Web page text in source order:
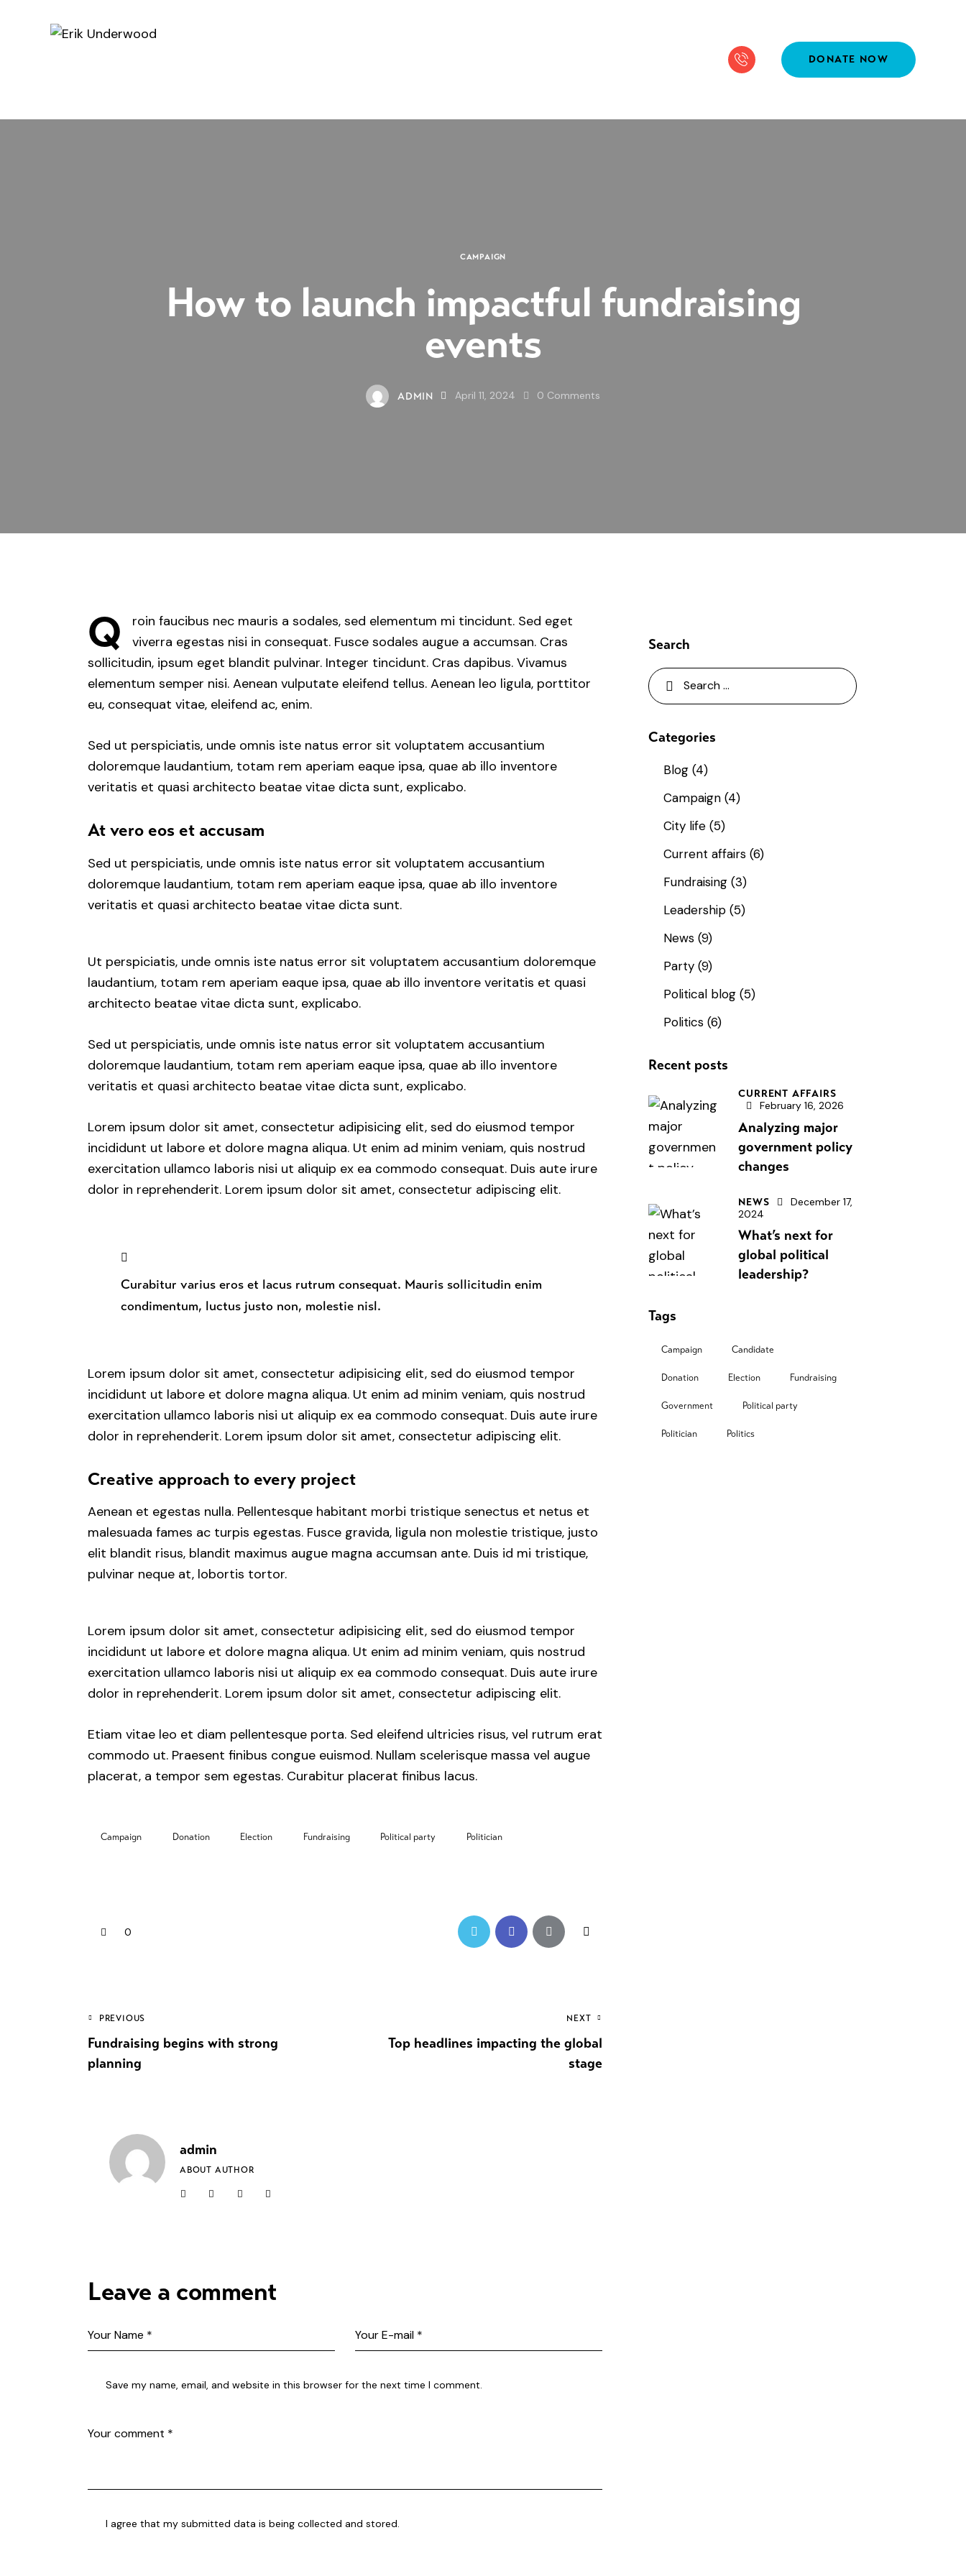
DONATE NOW
CAMPAIGN
How to launch impactful fundraising
events
ADMIN April 11, 2024 0 Comments
Q
roin faucibus nec mauris a sodales, sed elementum mi tincidunt. Sed eget
viverra egestas nisi in consequat. Fusce sodales augue a accumsan. Cras
sollicitudin, ipsum eget blandit pulvinar. Integer tincidunt. Cras dapibus. Vivamus
elementum semper nisi. Aenean vulputate eleifend tellus. Aenean leo ligula, porttitor
eu, consequat vitae, eleifend ac, enim.
Sed ut perspiciatis, unde omnis iste natus error sit voluptatem accusantium
doloremque laudantium, totam rem aperiam eaque ipsa, quae ab illo inventore
veritatis et quasi architecto beatae vitae dicta sunt, explicabo.
At vero eos et accusam
Sed ut perspiciatis, unde omnis iste natus error sit voluptatem accusantium
doloremque laudantium, totam rem aperiam eaque ipsa, quae ab illo inventore
veritatis et quasi architecto beatae vitae dicta sunt.
Ut perspiciatis, unde omnis iste natus error sit voluptatem accusantium doloremque
laudantium, totam rem aperiam eaque ipsa, quae ab illo inventore veritatis et quasi
architecto beatae vitae dicta sunt, explicabo.
Sed ut perspiciatis, unde omnis iste natus error sit voluptatem accusantium
doloremque laudantium, totam rem aperiam eaque ipsa, quae ab illo inventore
veritatis et quasi architecto beatae vitae dicta sunt, explicabo.
Lorem ipsum dolor sit amet, consectetur adipisicing elit, sed do eiusmod tempor
incididunt ut labore et dolore magna aliqua. Ut enim ad minim veniam, quis nostrud
exercitation ullamco laboris nisi ut aliquip ex ea commodo consequat. Duis aute irure
dolor in reprehenderit. Lorem ipsum dolor sit amet, consectetur adipiscing elit.
Curabitur varius eros et lacus rutrum consequat. Mauris sollicitudin enim
condimentum, luctus justo non, molestie nisl.
Lorem ipsum dolor sit amet, consectetur adipisicing elit, sed do eiusmod tempor
incididunt ut labore et dolore magna aliqua. Ut enim ad minim veniam, quis nostrud
exercitation ullamco laboris nisi ut aliquip ex ea commodo consequat. Duis aute irure
dolor in reprehenderit. Lorem ipsum dolor sit amet, consectetur adipiscing elit.
Creative approach to every project
Aenean et egestas nulla. Pellentesque habitant morbi tristique senectus et netus et
malesuada fames ac turpis egestas. Fusce gravida, ligula non molestie tristique, justo
elit blandit risus, blandit maximus augue magna accumsan ante. Duis id mi tristique,
pulvinar neque at, lobortis tortor.
Lorem ipsum dolor sit amet, consectetur adipisicing elit, sed do eiusmod tempor
incididunt ut labore et dolore magna aliqua. Ut enim ad minim veniam, quis nostrud
exercitation ullamco laboris nisi ut aliquip ex ea commodo consequat. Duis aute irure
dolor in reprehenderit. Lorem ipsum dolor sit amet, consectetur adipiscing elit.
Etiam vitae leo et diam pellentesque porta. Sed eleifend ultricies risus, vel rutrum erat
commodo ut. Praesent finibus congue euismod. Nullam scelerisque massa vel augue
placerat, a tempor sem egestas. Curabitur placerat finibus lacus.
Campaign Donation Election Fundraising Political party Politician
0
PREVIOUS
Fundraising begins with strong
planning
NEXT
Top headlines impacting the global
stage
admin
ABOUT AUTHOR
Leave a comment
Save my name, email, and website in this browser for the next time I comment.
I agree that my submitted data is beingcollected and stored.
Search
Categories
Blog(4)
Campaign(4)
City life(5)
Current affairs(6)
Fundraising(3)
Leadership(5)
News(9)
Party(9)
Political blog(5)
Politics(6)
Recent posts
CURRENT AFFAIRS
February 16, 2026
Analyzing major
government policy
changes
NEWS
December 17,
2024
What’s next for
global political
leadership?
Tags
Campaign Candidate
Donation Election Fundraising
Government Political party
Politician Politics